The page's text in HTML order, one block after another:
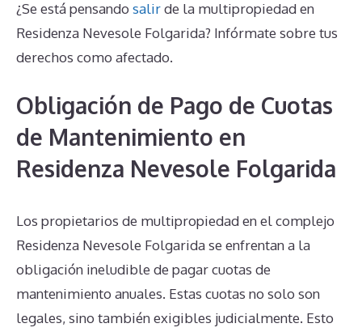
¿Se está pensando salirde la multipropiedad en
Residenza Nevesole Folgarida? Infórmate sobre tus
derechos como afectado.
Obligación de Pago de Cuotas
de Mantenimiento en
Residenza Nevesole Folgarida
Los propietarios de multipropiedad en el complejo
Residenza Nevesole Folgarida se enfrentan a la
obligación ineludible de pagar cuotas de
mantenimiento anuales. Estas cuotas no solo son
legales, sino también exigibles judicialmente. Esto